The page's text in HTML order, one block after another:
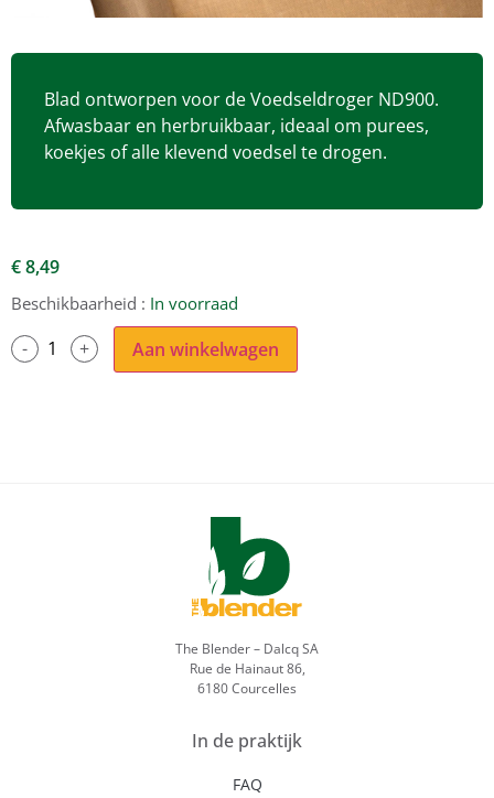
Blad ontworpen voor de Voedseldroger ND900.
Afwasbaar en herbruikbaar, ideaal om purees,
koekjes of alle klevend voedsel te drogen.
€8,49
Beschikbaarheid : In voorraad
Aan winkelwagen
The Blender – Dalcq SA
Rue de Hainaut 86,
6180 Courcelles
In de praktijk
FAQ